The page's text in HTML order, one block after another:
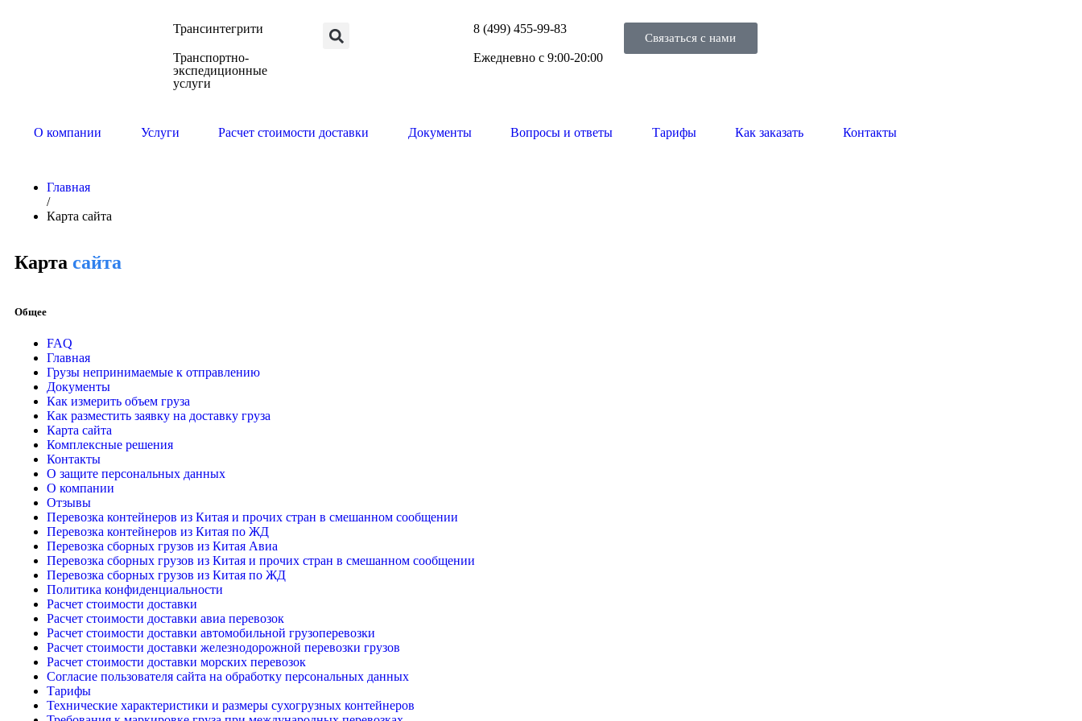
Трансинтегрити
Транспортно-
экспедиционные
услуги
8 (499) 455-99-83
Ежедневно с 9:00-20:00
Связаться с нами
О компании Услуги Расчет стоимости доставки Документы Вопросы и ответы Тарифы Как заказать Контакты
Главная
/
Карта сайта
Карта сайта
Общее
FAQ
Главная
Грузы непринимаемые к отправлению
Документы
Как измерить объем груза
Как разместить заявку на доставку груза
Карта сайта
Комплексные решения
Контакты
О защите персональных данных
О компании
Отзывы
Перевозка контейнеров из Китая и прочих стран в смешанном сообщении
Перевозка контейнеров из Китая по ЖД
Перевозка сборных грузов из Китая Авиа
Перевозка сборных грузов из Китая и прочих стран в смешанном сообщении
Перевозка сборных грузов из Китая по ЖД
Политика конфиденциальности
Расчет стоимости доставки
Расчет стоимости доставки авиа перевозок
Расчет стоимости доставки автомобильной грузоперевозки
Расчет стоимости доставки железнодорожной перевозки грузов
Расчет стоимости доставки морских перевозок
Согласие пользователя сайта на обработку персональных данных
Тарифы
Технические характеристики и размеры сухогрузных контейнеров